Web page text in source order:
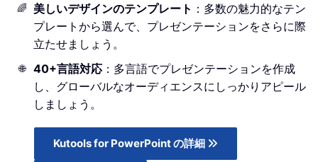
🌈 美しいデザインのテンプレート ：多数の魅力的なテン
プレートから選んで、プレゼンテーションをさらに際
立たせましょう。
🌐 40+言語対応 ：多言語でプレゼンテーションを作成
し、グローバルなオーディエンスにしっかりアピール
しましょう。
Kutools for PowerPoint の詳細